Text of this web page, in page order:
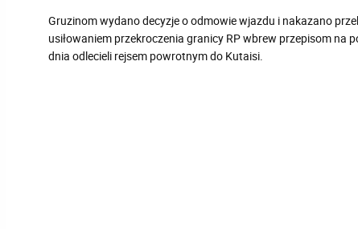
Gruzinom wydano decyzje o odmowie wjazdu i nakazano
usiłowaniem przekroczenia granicy RP wbrew przepisom na
dnia odlecieli rejsem powrotnym do Kutaisi.